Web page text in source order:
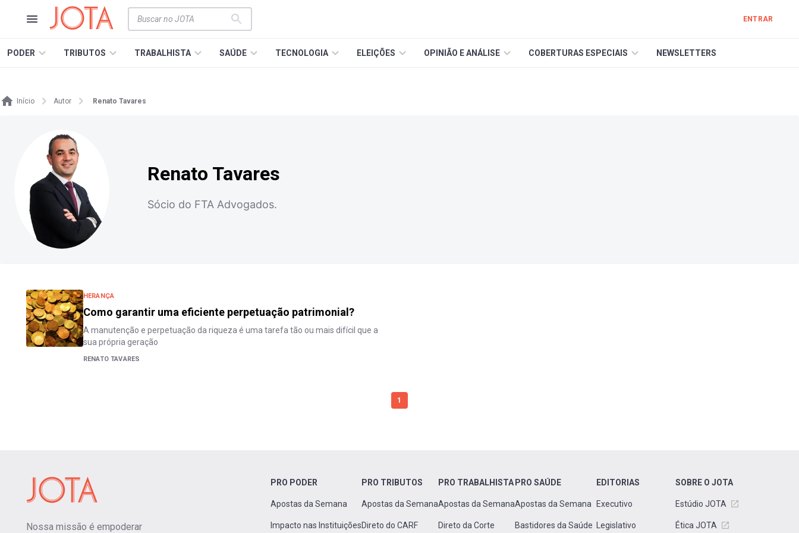
ENTRAR
PODER TRIBUTOS TRABALHISTA SAÚDE TECNOLOGIA ELEIÇÕES OPINIÃO E ANÁLISE COBERTURAS ESPECIAIS NEWSLETTERS
Início Autor Renato Tavares
Renato Tavares
Sócio do FTA Advogados.
HERANÇA
Como garantir uma eficiente perpetuação patrimonial?
A manutenção e perpetuação da riqueza é uma tarefa tão ou mais difícil que a
sua própria geração
RENATO TAVARES
1
Nossa missão é empoderar
PRO PODER
Apostas da Semana
Impacto nas Instituições
PRO TRIBUTOS
Apostas da Semana
Direto do CARF
PRO TRABALHISTA
Apostas da Semana
Direto da Corte
PRO SAÚDE
Apostas da Semana
Bastidores da Saúde
EDITORIAS
Executivo
Legislativo
SOBRE O JOTA
Estúdio JOTA
Ética JOTA